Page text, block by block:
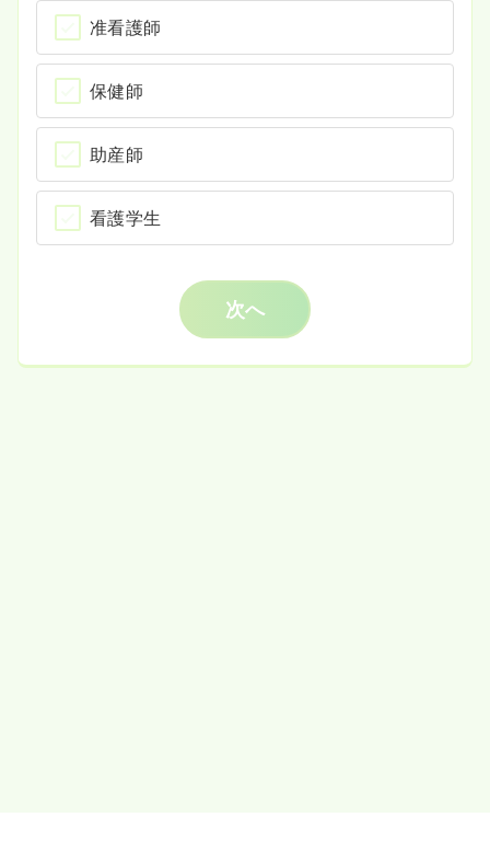
准看護師
保健師
助産師
看護学生
次へ